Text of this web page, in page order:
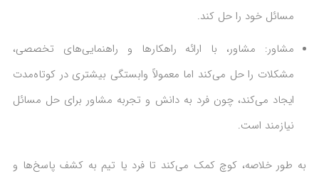
مسائل خود را حل کند.
مشاور: مشاور، با ارائه راهکارها و راهنمایی‌های تخصصی،
مشکلات را حل می‌کند اما معمولاً وابستگی بیشتری در کوتاه‌مدت
ایجاد می‌کند، چون فرد به دانش و تجربه مشاور برای حل مسائل
نیازمند است.
به طور خلاصه، کوچ کمک می‌کند تا فرد یا تیم به کشف پاسخ‌ها و